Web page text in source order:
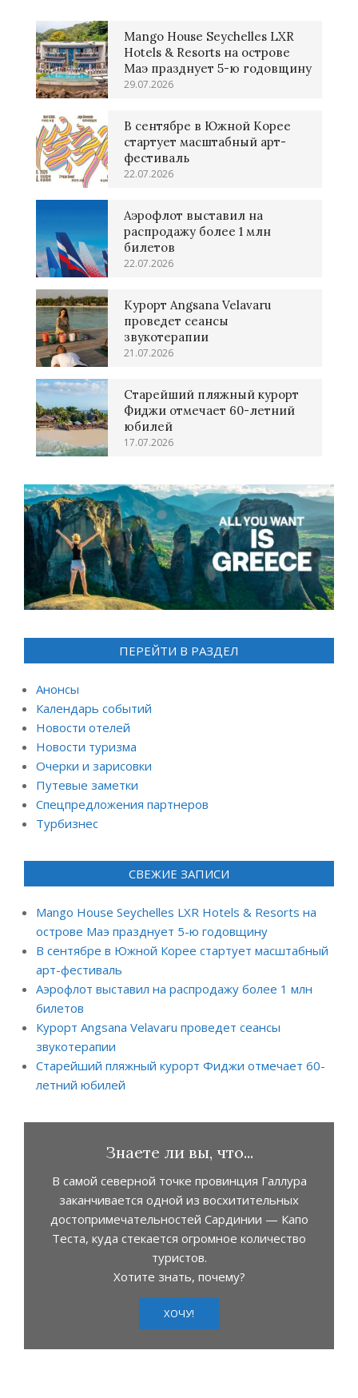
Mango House Seychelles LXR
Hotels & Resorts на острове
Маэ празднует 5-ю годовщину
29.07.2026
В сентябре в Южной Корее
стартует масштабный арт-
фестиваль
22.07.2026
Аэрофлот выставил на
распродажу более 1 млн
билетов
22.07.2026
Курорт Angsana Velavaru
проведет сеансы
звукотерапии
21.07.2026
Старейший пляжный курорт
Фиджи отмечает 60-летний
юбилей
17.07.2026
ПЕРЕЙТИ В РАЗДЕЛ
Анонсы
Календарь событий
Новости отелей
Новости туризма
Очерки и зарисовки
Путевые заметки
Спецпредложения партнеров
Турбизнес
СВЕЖИЕ ЗАПИСИ
Mango House Seychelles LXR Hotels & Resorts на
острове Маэ празднует 5-ю годовщину
В сентябре в Южной Корее стартует масштабный
арт-фестиваль
Аэрофлот выставил на распродажу более 1 млн
билетов
Курорт Angsana Velavaru проведет сеансы
звукотерапии
Старейший пляжный курорт Фиджи отмечает 60-
летний юбилей
Знаете ли вы, что...
В самой северной точке провинция Галлура
заканчивается одной из восхитительных
достопримечательностей Сардинии — Капо
Теста, куда стекается огромное количество
туристов.
Хотите знать, почему?
ХОЧУ!